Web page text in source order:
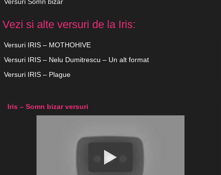
Versuri Somn bizar
Vezi si alte versuri de la Iris:
Versuri IRIS – MOTHOHIVE
Versuri IRIS – Nelu Dumitrescu – Un alt format
Versuri IRIS – Plague
Iris – Somn bizar versuri